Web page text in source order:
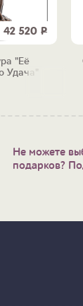
42 520 Р
"Её
Удача"
Не можете
подарков?